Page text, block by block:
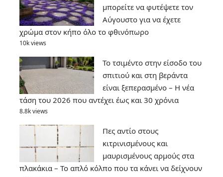
μπορείτε να φυτέψετε τον
Αύγουστο για να έχετε
χρώμα στον κήπο όλο το φθινόπωρο
10k views
Το τσιμέντο στην είσοδο του
σπιτιού και στη βεράντα
είναι ξεπερασμένο – Η νέα
τάση του 2026 που αντέχει έως και 30 χρόνια
8.8k views
Πες αντίο στους
κιτρινισμένους και
μαυρισμένους αρμούς στα
πλακάκια – Το απλό κόλπο που τα κάνει να δείχνουν